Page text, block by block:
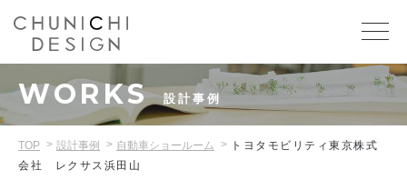
WORKS 設計事例
TOP 設計事例 自動車ショールーム
トヨタモビリティ東京株式
会社 レクサス浜田山